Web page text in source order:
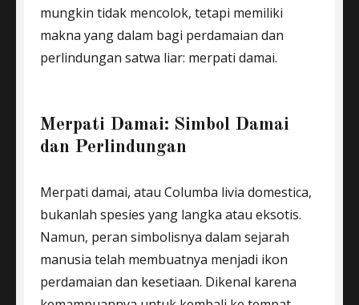
mungkin tidak mencolok, tetapi memiliki
makna yang dalam bagi perdamaian dan
perlindungan satwa liar: merpati damai.
Merpati Damai: Simbol Damai
dan Perlindungan
Merpati damai, atau Columba livia domestica,
bukanlah spesies yang langka atau eksotis.
Namun, peran simbolisnya dalam sejarah
manusia telah membuatnya menjadi ikon
perdamaian dan kesetiaan. Dikenal karena